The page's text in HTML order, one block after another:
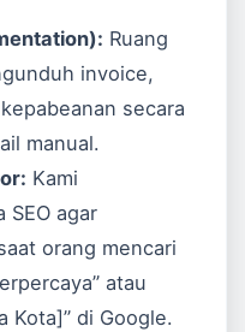
Ruang
invoice,
secara
manual.
Kami
SEO agar
orang mencari
atau
Kota]” di Google.